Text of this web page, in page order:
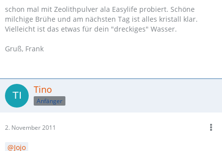
schon mal mit Zeolithpulver ala Easylife probiert. Schöne
milchige Brühe und am nächsten Tag ist alles kristall klar.
Vielleicht ist das etwas für dein "dreckiges" Wasser.
Gruß, Frank
Tino
Anfänger
2. November 2011
Jojo